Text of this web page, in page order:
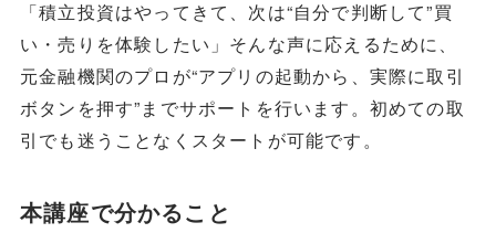
「積立投資はやってきて、次は“自分で判断して”買
い・売りを体験したい」そんな声に応えるために、
元金融機関のプロが“アプリの起動から、実際に取引
ボタンを押す”までサポートを行います。初めての取
引でも迷うことなくスタートが可能です。
本講座で分かること